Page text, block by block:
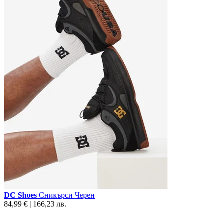
DC Shoes Сникърси Черен
84,99 € | 166,23 лв.